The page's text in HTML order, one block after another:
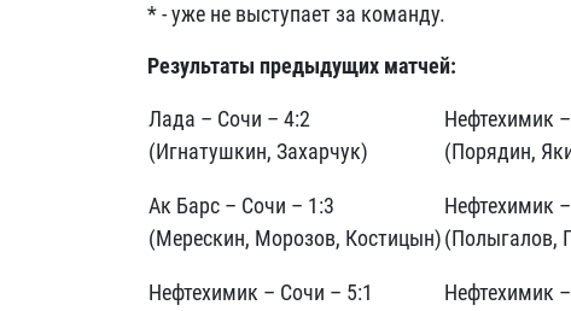
* - уже не выступает за команду.
Результаты предыдущих матчей:
Лада – Сочи – 4:2
(Игнатушкин, Захарчук)
Нефтехимик
(Порядин,
Ак Барс – Сочи – 1:3
(Мерескин, Морозов, Костицын)
Нефтехимик
(Полыгалов,
Нефтехимик – Сочи – 5:1
Нефтехимик